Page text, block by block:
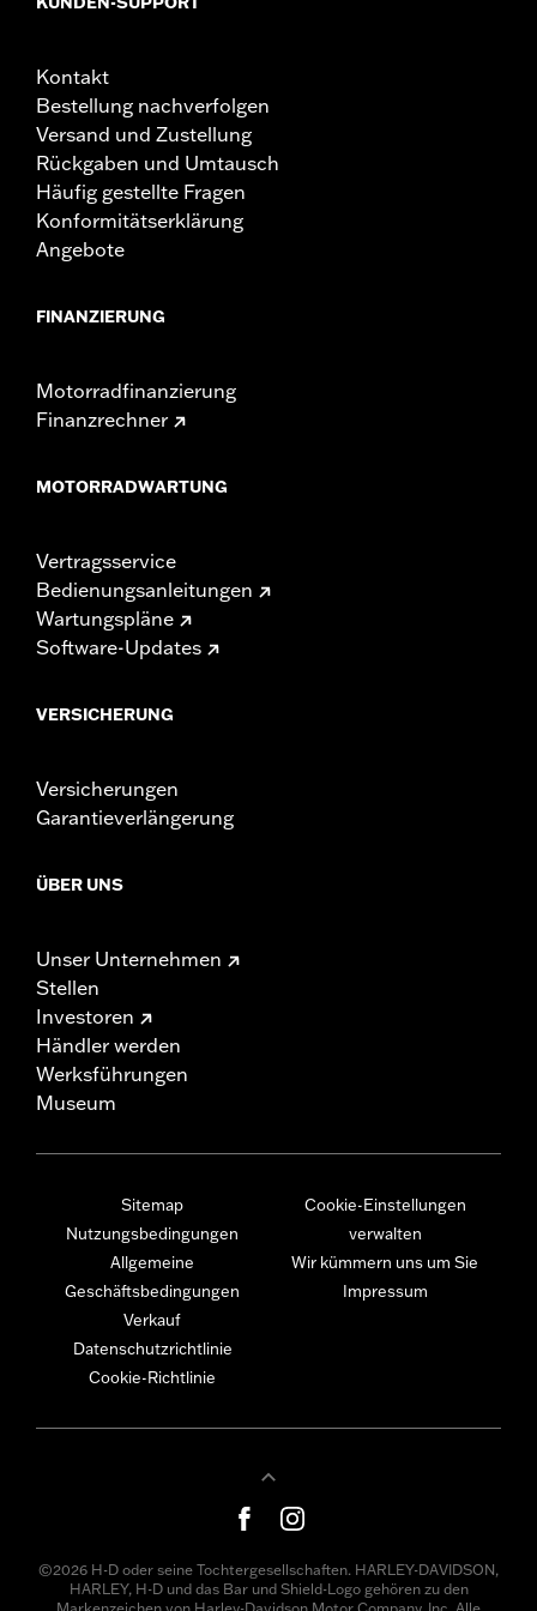
Kontakt
Bestellung nachverfolgen
Versand und Zustellung
Rückgaben und Umtausch
Häufig gestellte Fragen
Konformitätserklärung
Angebote
FINANZIERUNG
Motorradfinanzierung
Finanzrechner
MOTORRADWARTUNG
Vertragsservice
Bedienungsanleitungen
Wartungspläne
Software-Updates
VERSICHERUNG
Versicherungen
Garantieverlängerung
ÜBER UNS
Unser Unternehmen
Stellen
Investoren
Händler werden
Werksführungen
Museum
Sitemap
Nutzungsbedingungen
Allgemeine
Geschäftsbedingungen
Verkauf
Datenschutzrichtlinie
Cookie-Richtlinie
Cookie-Einstellungen
verwalten
Wir kümmern uns um Sie
Impressum
©2026 H-D oder seine Tochtergesellschaften. HARLEY-DAVIDSON,
HARLEY, H-D und das Bar und Shield-Logo gehören zu den